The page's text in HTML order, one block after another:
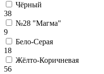
Чёрный
38
№28 "Магма"
9
Бело-Серая
18
Жёлто-Коричневая
56